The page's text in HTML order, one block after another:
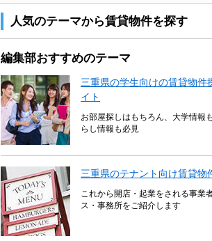
人気のテーマから賃貸物件を探す
編集部おすすめのテーマ
三重県の学生向けの賃貸物件
イト
お部屋探しはもちろん、大学情報
らし情報も必見
三重県のテナント向け賃貸物
これから開店・起業をされる事業
ス・事務所をご紹介します